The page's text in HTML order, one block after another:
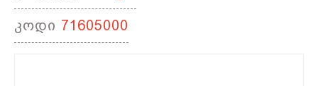
კოდი 71605000